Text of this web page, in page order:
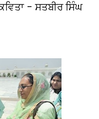
– ਸਤਬੀਰ ਸਿੰਘ